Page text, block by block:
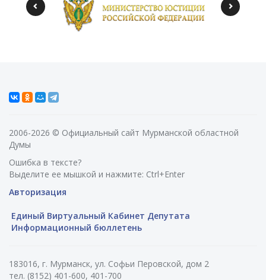
2006-2026 © Официальный сайт Мурманской областной
Думы
Ошибка в тексте?
Выделите ее мышкой и нажмите: Ctrl+Enter
Авторизация
Единый Виртуальный Кабинет Депутата
Информационный бюллетень
183016, г. Мурманск, ул. Софьи Перовской, дом 2
тел. (8152) 401-600, 401-700